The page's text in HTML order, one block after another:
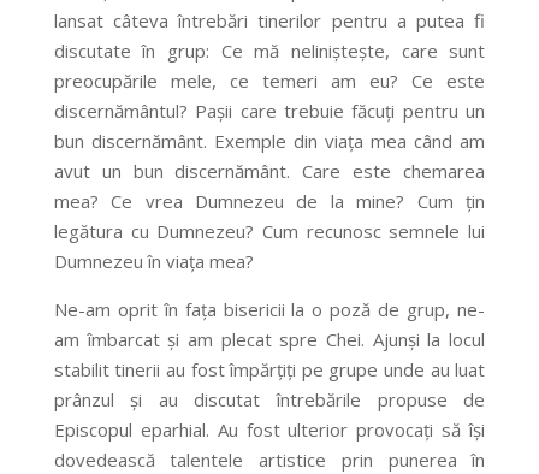
lansat câteva întrebări tinerilor pentru a putea fi
discutate în grup: Ce mă neliniștește, care sunt
preocupările mele, ce temeri am eu? Ce este
discernământul? Pașii care trebuie făcuți pentru un
bun discernământ. Exemple din viața mea când am
avut un bun discernământ. Care este chemarea
mea? Ce vrea Dumnezeu de la mine? Cum țin
legătura cu Dumnezeu? Cum recunosc semnele lui
Dumnezeu în viața mea?
Ne-am oprit în fața bisericii la o poză de grup, ne-
am îmbarcat și am plecat spre Chei. Ajunși la locul
stabilit tinerii au fost împărțiți pe grupe unde au luat
prânzul și au discutat întrebările propuse de
Episcopul eparhial. Au fost ulterior provocați să își
dovedească talentele artistice prin punerea în